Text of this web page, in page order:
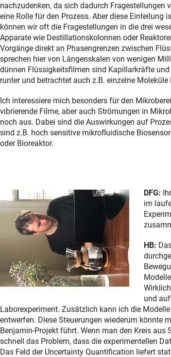
nachzudenken, da sich dadurch
eine Rolle für den Prozess. Aber diese
können wir oft die Fragestellungen in die drei
Apparate wie Destillationskolonnen oder
Vorgänge direkt an Phasengrenzen zwischen
sprechen hier von Längenskalen von wenigen
dünnen Flüssigkeitsfilmen sind Kapillarkräfte
runter und betrachtet auch z.B. einzelne Moleküle
Ich interessiere mich besonders für den
vibrierende Filme, aber auch Strömungen in
noch aus. Dabei sind die Auswirkungen auf
sind z.B. hoch sensitive mikrofluidische
oder Bioreaktor.
DFG:
im
HB:
und
Laborexperiment. Zusätzlich kann ich die
entwerfen. Diese Steuerungen wiederum könnte
Benjamin-Projekt führt. Wenn man den Kreis
schnell das Problem, dass die experimentellen
Das Feld der Uncertainty Quantification liefert